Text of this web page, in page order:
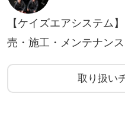
すので、ご了承くださ
★ご依頼からクリーニン
①チケットを購入いた
【ケイズエアシ
売・施工・メンテナン
取り扱い